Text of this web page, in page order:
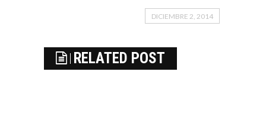
DICIEMBRE 2, 2014
RELATED POST